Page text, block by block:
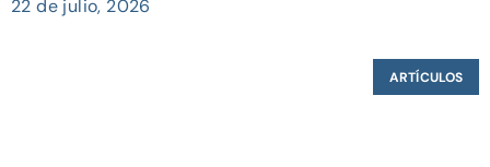
22 de julio, 2026
ARTÍCULOS